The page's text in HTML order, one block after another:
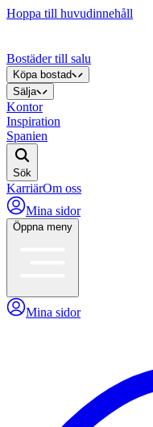
Hoppa till huvudinnehåll
Bostäder till salu
Köpa bostad
Sälja
Kontor
Inspiration
Spanien
Sök
KarriärOm oss
Mina sidor
Öppna meny
Mina sidor